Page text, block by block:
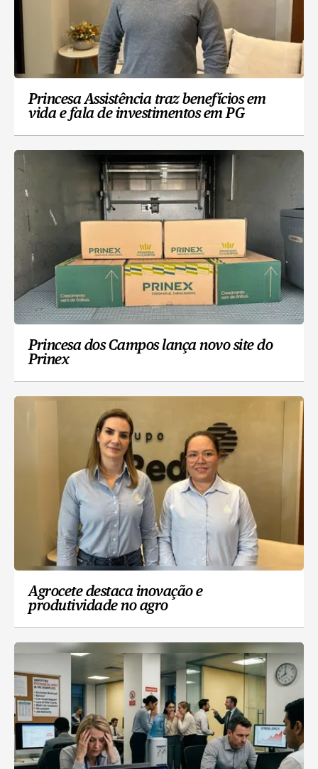
Princesa Assistência traz benefícios em
vida e fala de investimentos em PG
Princesa dos Campos lança novo site do
Prinex
Agrocete destaca inovação e
produtividade no agro